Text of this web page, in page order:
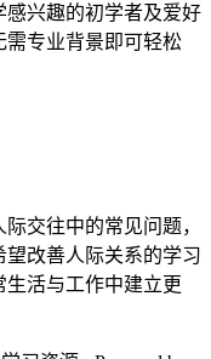
兴趣的初学者及爱好
需专业背景即可轻松
交往中的常见问题，
改善人际关系的学习
活与工作中建立更